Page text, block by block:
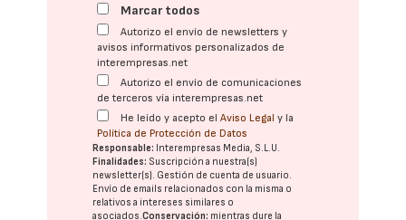
Marcar todos
Autorizo el envío de newsletters y
avisos informativos personalizados de
interempresas.net
Autorizo el envío de comunicaciones
de terceros vía interempresas.net
He leído y acepto elAviso Legal y la
Política de Protección de Datos
Responsable: Interempresas Media, S.L.U.
Finalidades: Suscripción a nuestra(s)
newsletter(s). Gestión de cuenta de usuario.
Envío de emails relacionados con la misma o
relativos a intereses similares o
asociados.Conservación: mientras dure la